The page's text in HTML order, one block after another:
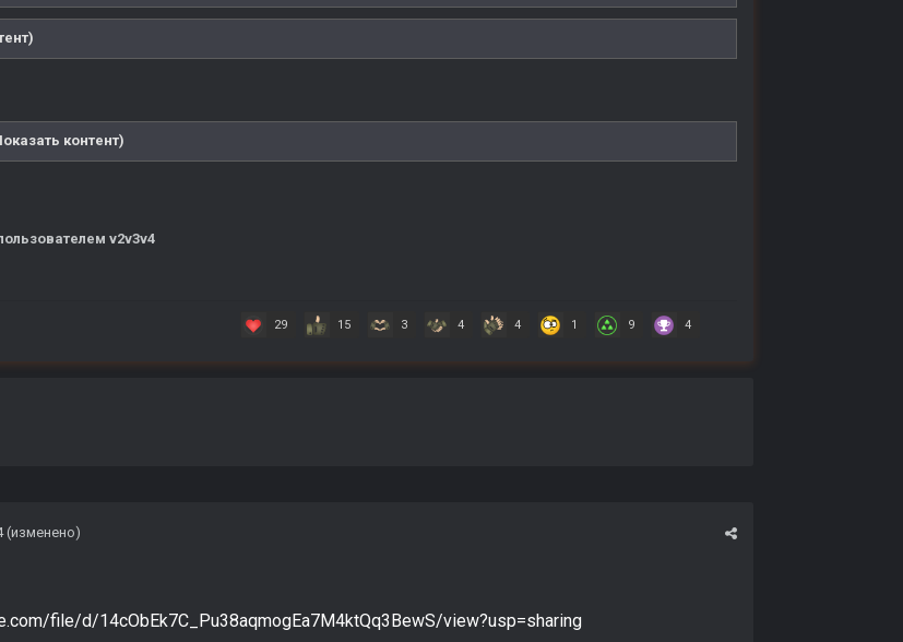
контент)
v2v3v4
29 15 3 4 4 1 9 4
(изменено)
file/d/14cObEk7C_Pu38aqmogEa7M4ktQq3BewS/view?usp=sharing